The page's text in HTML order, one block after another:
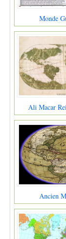
Monde
Ali Macar
Ancien